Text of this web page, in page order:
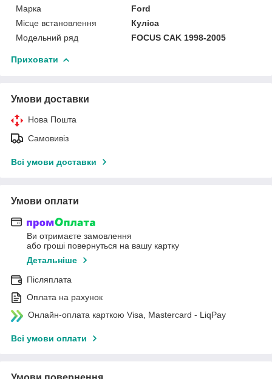
Марка
Ford
Місце встановлення
Куліса
Модельний ряд
FOCUS CAK 1998-2005
Приховати
Умови доставки
Нова Пошта
Самовивіз
Всі умови доставки
Умови оплати
Ви отримаєте замовлення
або гроші повернуться на вашу картку
Детальніше
Післяплата
Оплата на рахунок
Онлайн-оплата карткою Visa, Mastercard - LiqPay
Всі умови оплати